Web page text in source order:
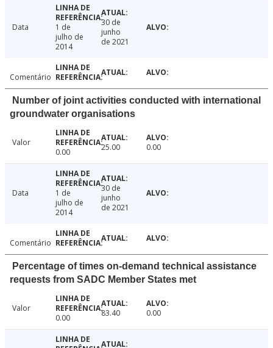
Data
1 de
julho de
2014
30 de
junho
de 2021
Comentário
Number of joint activities conducted with international
groundwater organisations
Valor
0.00
25.00 0.00
Data
1 de
julho de
2014
30 de
junho
de 2021
Comentário
Percentage of times on-demand technical assistance
requests from SADC Member States met
Valor
0.00
83.40 0.00